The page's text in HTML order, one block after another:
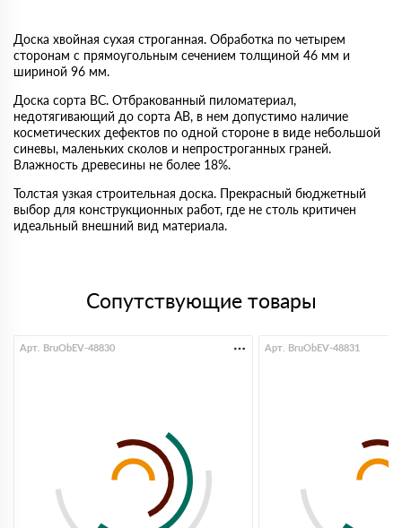
Доска хвойная сухая строганная. Обработка по четырем
сторонам с прямоугольным сечением толщиной 46 мм и
шириной 96 мм.
Доска сорта BC. Отбракованный пиломатериал,
недотягивающий до сорта AB, в нем допустимо наличие
косметических дефектов по одной стороне в виде небольшой
синевы, маленьких сколов и непростроганных граней.
Влажность древесины не более 18%.
Толстая узкая строительная доска. Прекрасный бюджетный
выбор для конструкционных работ, где не столь критичен
идеальный внешний вид материала.
Сопутствующие товары
Арт. BruObEV-48830 Арт. BruObEV-48831